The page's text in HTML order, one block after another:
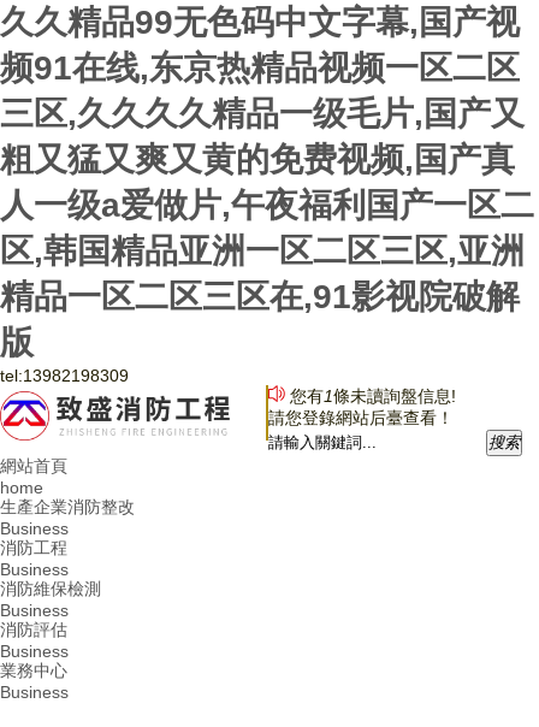
久久精品99无色码中文字幕,国产视
频91在线,东京热精品视频一区二区
三区,久久久久精品一级毛片,国产又
粗又猛又爽又黄的免费视频,国产真
人一级a爱做片,午夜福利国产一区二
区,韩国精品亚洲一区二区三区,亚洲
精品一区二区三区在,91影视院破解
版
tel:13982198309
您有1條未讀詢盤信息!
請您登錄網站后臺查看！
搜索
網站首頁
home
生產企業消防整改
Business
消防工程
Business
消防維保檢測
Business
消防評估
Business
業務中心
Business